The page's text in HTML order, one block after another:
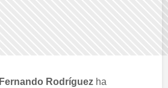
Fernando Rodríguez ha